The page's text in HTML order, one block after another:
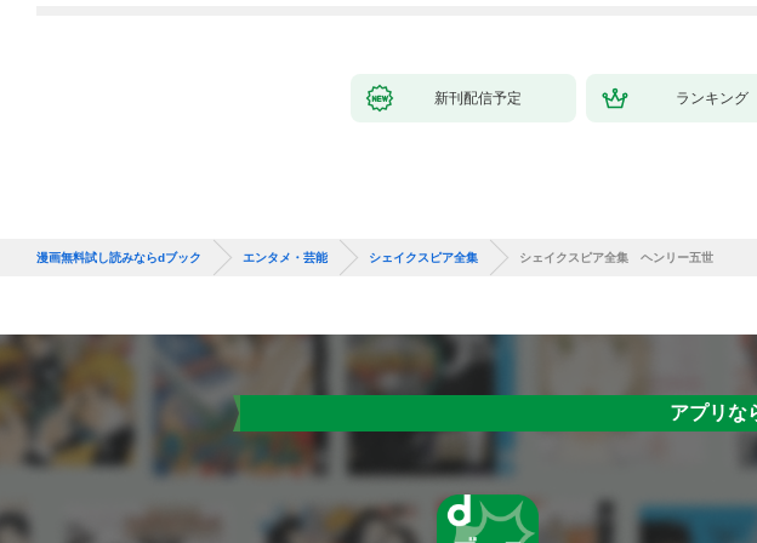
新刊配信予定 ランキング
漫画無料試し読みならdブック エンタメ・芸能 シェイクスピア全集 シェイクスピア全集 ヘンリー五世
アプリな